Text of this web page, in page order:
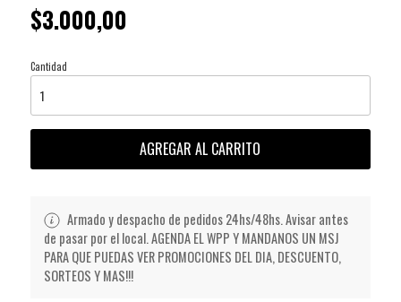
$3.000,00
Cantidad
AGREGAR AL CARRITO
Armado y despacho de pedidos 24hs/48hs. Avisar antes
de pasar por el local. AGENDA EL WPP Y MANDANOS UN MSJ
PARA QUE PUEDAS VER PROMOCIONES DEL DIA, DESCUENTO,
SORTEOS Y MAS!!!